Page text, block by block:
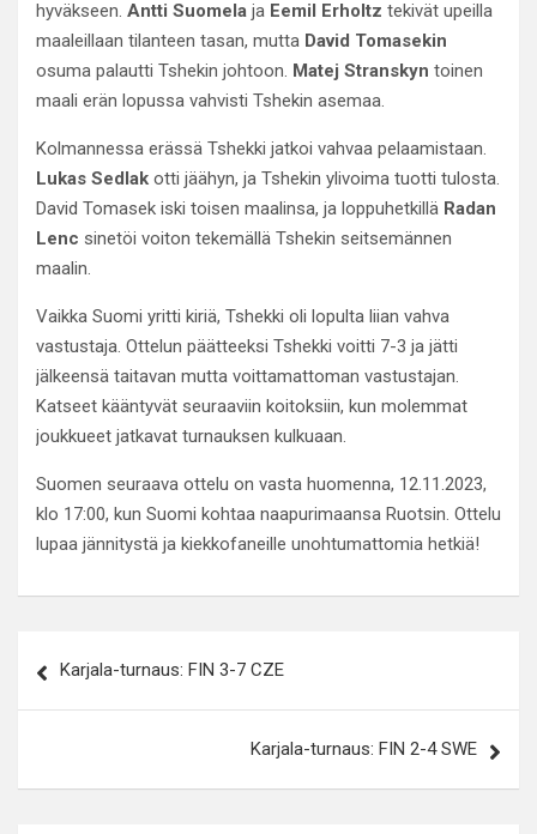
hyväkseen. Antti Suomela ja Eemil Erholtz tekivät upeilla
maaleillaan tilanteen tasan, mutta David Tomasekin
osuma palautti Tshekin johtoon. Matej Stranskyn toinen
maali erän lopussa vahvisti Tshekin asemaa.
Kolmannessa erässä Tshekki jatkoi vahvaa pelaamistaan.
Lukas Sedlak otti jäähyn, ja Tshekin ylivoima tuotti tulosta.
David Tomasek iski toisen maalinsa, ja loppuhetkillä Radan
Lenc sinetöi voiton tekemällä Tshekin seitsemännen
maalin.
Vaikka Suomi yritti kiriä, Tshekki oli lopulta liian vahva
vastustaja. Ottelun päätteeksi Tshekki voitti 7-3 ja jätti
jälkeensä taitavan mutta voittamattoman vastustajan.
Katseet kääntyvät seuraaviin koitoksiin, kun molemmat
joukkueet jatkavat turnauksen kulkuaan.
Suomen seuraava ottelu on vasta huomenna, 12.11.2023,
klo 17:00, kun Suomi kohtaa naapurimaansa Ruotsin. Ottelu
lupaa jännitystä ja kiekkofaneille unohtumattomia hetkiä!
selaus
Karjala-turnaus: FIN 3-7 CZE
Karjala-turnaus: FIN 2-4 SWE